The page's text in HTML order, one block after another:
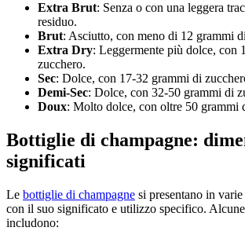
Extra Brut: Senza o con una leggera
residuo.
Brut: Asciutto, con meno di 12 grammi
Extra Dry: Leggermente più dolce, con
zucchero.
Sec: Dolce, con 17-32 grammi di
Demi-Sec: Dolce, con 32-50 grammi di
Doux: Molto dolce, con oltre 50 grammi
Bottiglie di champagne:
significati
Le bottiglie di champagne si presentano in
con il suo significato e utilizzo specifico.
includono: